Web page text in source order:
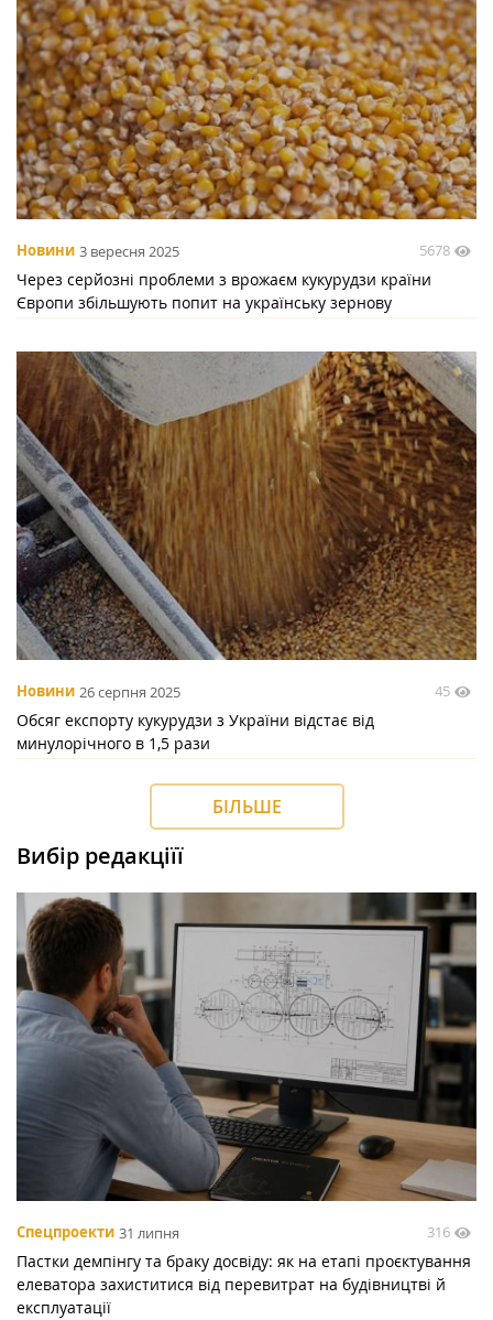
Новини 3 вересня 2025 5678
Через серйозні проблеми з врожаєм кукурудзи країни
Європи збільшують попит на українську зернову
Новини 26 серпня 2025 45
Обсяг експорту кукурудзи з України відстає від
минулорічного в 1,5 рази
БІЛЬШЕ
Вибір редакціїї
Спецпроекти 31 липня 316
Пастки демпінгу та браку досвіду: як на етапі проєктування
елеватора захиститися від перевитрат на будівництві й
експлуатації